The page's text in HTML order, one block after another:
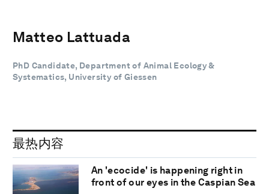
Matteo Lattuada
PhD Candidate, Department of Animal Ecology &
Systematics, University of Giessen
最热内容
An 'ecocide' is happening right in
front of our eyes in the Caspian Sea